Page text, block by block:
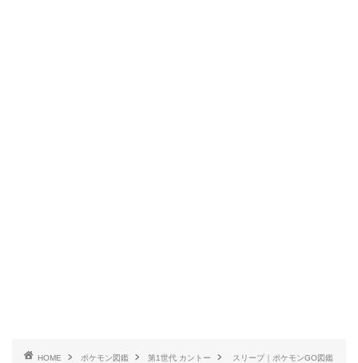
HOME ポケモン図鑑 第1世代 カントー スリープ｜ポケモンGO図鑑